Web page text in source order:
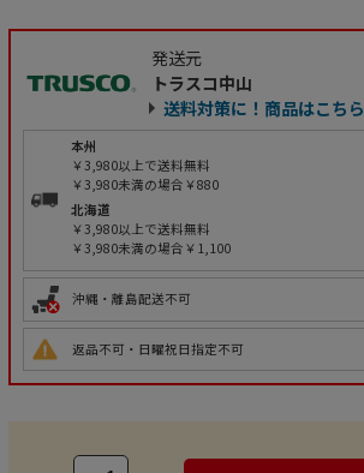
発送元
トラスコ中山
送料対策に！商品はこちら
本州
￥3,980以上で送料無料
￥3,980未満の場合￥880
北海道
￥3,980以上で送料無料
￥3,980未満の場合￥1,100
沖縄・離島配送不可
返品不可・日曜祝日指定不可